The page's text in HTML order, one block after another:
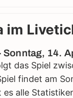
im
Sonntag, 14.
das Spiel
findet am
alle